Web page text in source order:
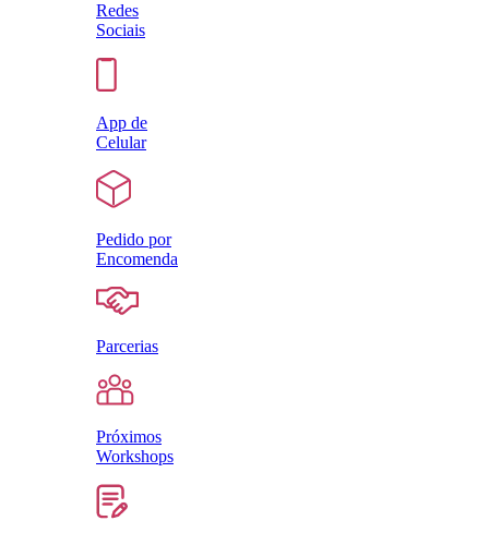
Redes
Sociais
App de
Celular
Pedido por
Encomenda
Parcerias
Próximos
Workshops